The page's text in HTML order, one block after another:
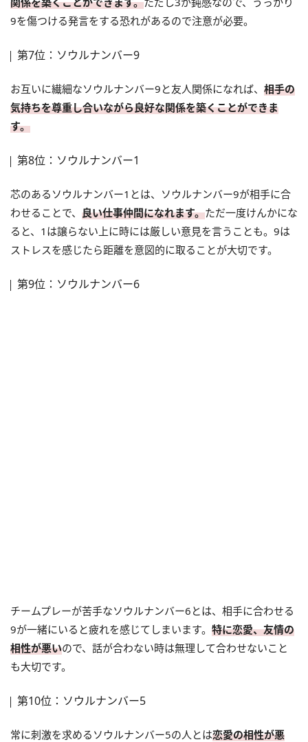
9を傷つける発言をする恐れがあるので注意が必要。
第7位：ソウルナンバー9
お互いに繊細なソウルナンバー9と友人関係になれば、 相手の
気持ちを尊重し合いながら良好な関係を築くことができま
す。
第8位：ソウルナンバー1
芯のあるソウルナンバー1とは、ソウルナンバー9が相手に合
わせることで、 良い仕事仲間になれます。ただ一度けんかにな
ると、1は譲らない上に時には厳しい意見を言うことも。9は
ストレスを感じたら距離を意図的に取ることが大切です。
第9位：ソウルナンバー6
チームプレーが苦手なソウルナンバー6とは、相手に合わせる
9が一緒にいると疲れを感じてしまいます。 特に恋愛、友情の
相性が悪いので、話が合わない時は無理して合わせないこと
も大切です。
第10位：ソウルナンバー5
常に刺激を求めるソウルナンバー5の人とは恋愛の相性が悪